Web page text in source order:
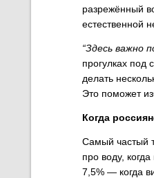
разрежённый
естественной
“Здесь важно
прогулках
делать
Это поможет
Когда
Самый частый
про воду,
7,5% — когда